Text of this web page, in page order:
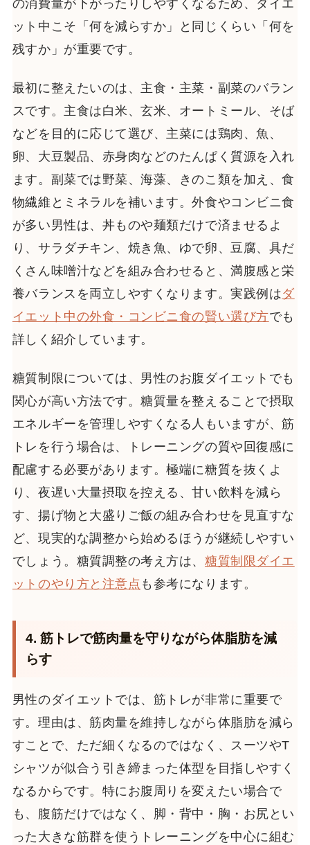
の消費量が下がったりしやすくなるため、ダイエ
ット中こそ「何を減らすか」と同じくらい「何を
残すか」が重要です。
最初に整えたいのは、主食・主菜・副菜のバラン
スです。主食は白米、玄米、オートミール、そば
などを目的に応じて選び、主菜には鶏肉、魚、
卵、大豆製品、赤身肉などのたんぱく質源を入れ
ます。副菜では野菜、海藻、きのこ類を加え、食
物繊維とミネラルを補います。外食やコンビニ食
が多い男性は、丼ものや麺類だけで済ませるよ
り、サラダチキン、焼き魚、ゆで卵、豆腐、具だ
くさん味噌汁などを組み合わせると、満腹感と栄
養バランスを両立しやすくなります。実践例はダ
イエット中の外食・コンビニ食の賢い選び方でも
詳しく紹介しています。
糖質制限については、男性のお腹ダイエットでも
関心が高い方法です。糖質量を整えることで摂取
エネルギーを管理しやすくなる人もいますが、筋
トレを行う場合は、トレーニングの質や回復感に
配慮する必要があります。極端に糖質を抜くよ
り、夜遅い大量摂取を控える、甘い飲料を減ら
す、揚げ物と大盛りご飯の組み合わせを見直すな
ど、現実的な調整から始めるほうが継続しやすい
でしょう。糖質調整の考え方は、 糖質制限ダイエ
ットのやり方と注意点 も参考になります。
4. 筋トレで筋肉量を守りながら体脂肪を減
らす
男性のダイエットでは、筋トレが非常に重要で
す。理由は、筋肉量を維持しながら体脂肪を減ら
すことで、ただ細くなるのではなく、スーツやT
シャツが似合う引き締まった体型を目指しやすく
なるからです。特にお腹周りを変えたい場合で
も、腹筋だけではなく、脚・背中・胸・お尻とい
った大きな筋群を使うトレーニングを中心に組む